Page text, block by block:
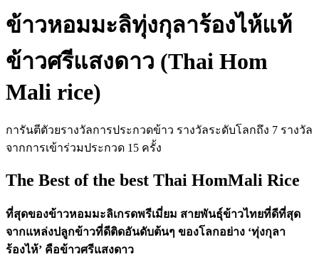
ข้าวหอมมะลิทุ่งกุลาร้องไห้แท้
ข้าวศรีแสงดาว (Thai Hom
Mali rice)
การันตีตัวยรางวัลการประกวดข้าว รางวัลระดับโลกถึง 7 รางวัล
จากการเข้าร่วมประกวด 15 ครั้ง
The Best of the best Thai HomMali Rice
ที่สุดของข้าวหอมมะลิเกรดพรีเมี่ยม สายพันธุ์ข้าวไทยที่ดีที่สุด
จากแหล่งปลูกข้าวที่ดีติดอันดับต้นๆ ของโลกอย่าง ‘ทุ่งกุลา
ร้องไห้’ คือข้าวศรีแสงดาว